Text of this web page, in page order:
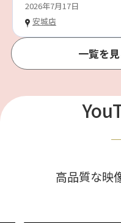
一覧を
2026年7月17日
安城店
高品質な映